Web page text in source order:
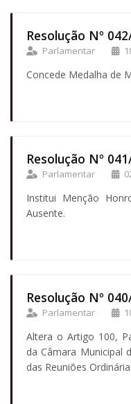
Resolução Nº
Parlamentar
Concede Medalha de
Resolução Nº
Parlamentar
Institui Menção
Ausente.
Resolução Nº
Parlamentar
Altera o Artigo 100,
da Câmara Municipal
das Reuniões